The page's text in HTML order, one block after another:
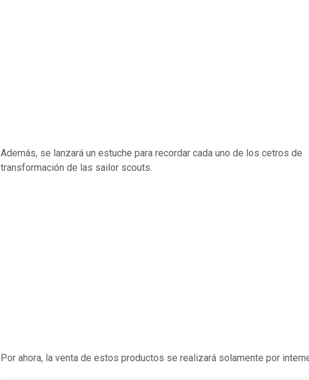
Además, se lanzará un estuche para recordar cada uno de los cetros de
transformación de las sailor scouts.
Por ahora, la venta de estos productos se realizará solamente por